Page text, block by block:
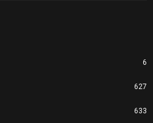
6
627
633